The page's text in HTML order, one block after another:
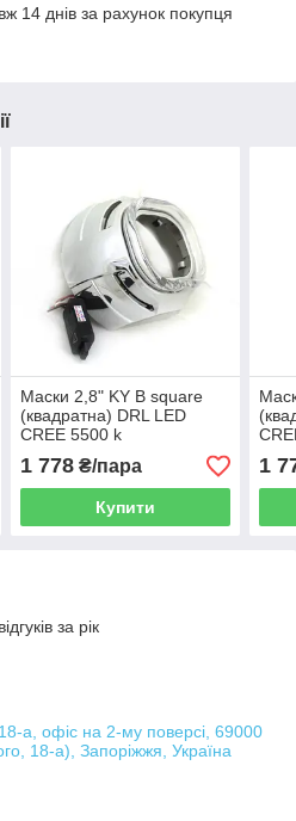
14 днів за рахунок покупця
Маски 2,8" KY B square
(квадратна) DRL LED
CREE 5500 k
1 778₴/пара
Купити
1
за рік
а, офіс на 2-му поверсі, 69000
18-а), Запоріжжя, Україна